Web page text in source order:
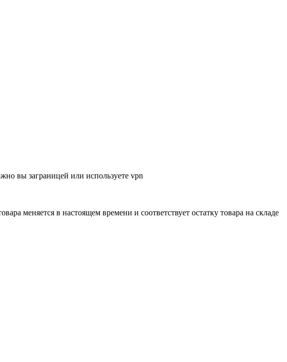
вы заграницей или используете vpn
меняется в настоящем времени и соответствует остатку товара на складе